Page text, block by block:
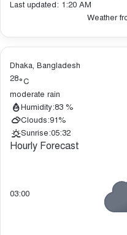
Last updated: 1:20 AM
Weather
Dhaka, Bangladesh
28°C
moderate rain
Humidity:83 %
Clouds:91%
Sunrise:05:32
Hourly Forecast
03:00